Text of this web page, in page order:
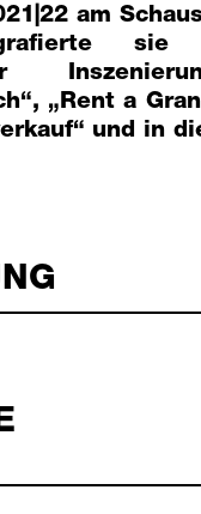
am
sie
„Rent a
und in